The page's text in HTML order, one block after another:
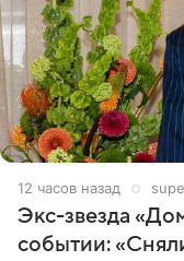
12 часов назад
Экс-звезда
событии: